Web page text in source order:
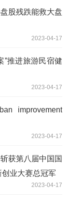
股残跌能救大盘
2023-04-17
”推进旅游民宿健
2023-04-17
improvement
2023-04-17
获第八届中国国
创业大赛总冠军
2023-04-17